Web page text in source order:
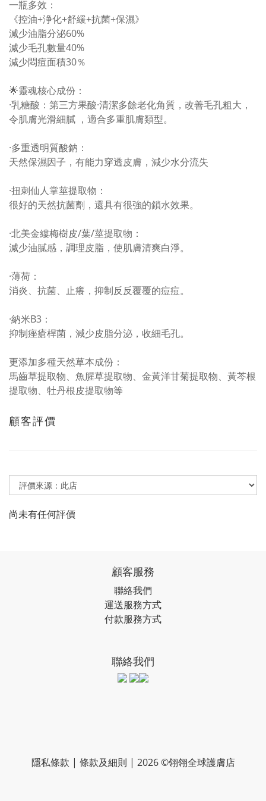
一瓶多效：
《控油+浄化+舒緩+抗菌+保濕》
減少油脂分泌60%
減少毛孔數量40%
減少悶痘面積30％
🌟靈魂核心成份：
·乳糖酸：第三方果酸·清潔多餘老化角質，改善毛孔粗大，
令肌膚光滑細膩 ，適合多重肌膚類型。
·多重透明質酸鈉：
天然保濕因子，有能力穿透皮膚，減少水分流失
·扭刺仙人掌莖提取物：
很好的天然抗菌劑，還具有很強的鎖水效果。
·北美金縷梅樹皮/葉/莖提取物：
減少油膩感，調理皮脂，使肌膚清爽白淨。
·薄荷：
消炎、抗菌、止癢，抑制反反覆覆的痘痘。
·納米B3：
抑制痤瘡桿菌，減少皮脂分泌，收細毛孔。
更添加多種天然草本成份：
馬齒草提取物、魚腥草提取物、金黃洋甘菊提取物、黃芩根
提取物、牡丹根皮提取物等
顧客評價
尚未有任何評價
顧客服務
聯絡我們
運送服務方式
付款服務方式
聯絡我們
隱私條款 | 條款及細則 | 2026 ©翎翎全球護膚店